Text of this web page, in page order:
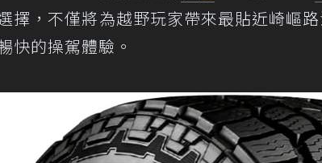
擇，不僅將為越野玩家帶來最貼近崎嶇
快的操駕體驗。